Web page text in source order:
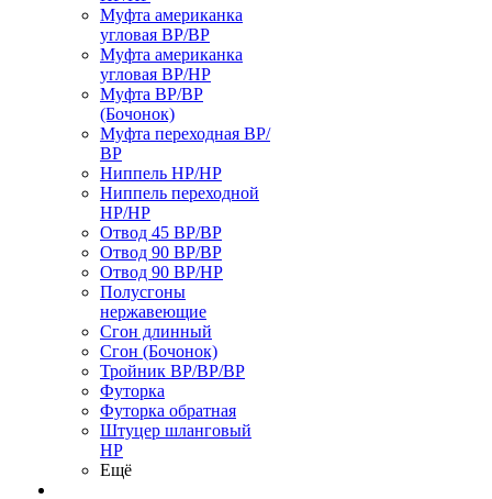
Муфта американка
угловая ВР/ВР
Муфта американка
угловая ВР/НР
Муфта ВР/ВР
(Бочонок)
Муфта переходная ВР/
ВР
Ниппель НР/НР
Ниппель переходной
НР/НР
Отвод 45 ВР/ВР
Отвод 90 ВР/ВР
Отвод 90 ВР/НР
Полусгоны
нержавеющие
Сгон длинный
Сгон (Бочонок)
Тройник ВР/ВР/ВР
Футорка
Футорка обратная
Штуцер шланговый
НР
Ещё